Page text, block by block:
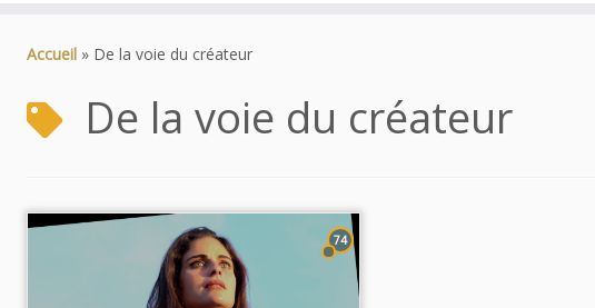
Accueil » De la voie du créateur
De la voie du créateur
74